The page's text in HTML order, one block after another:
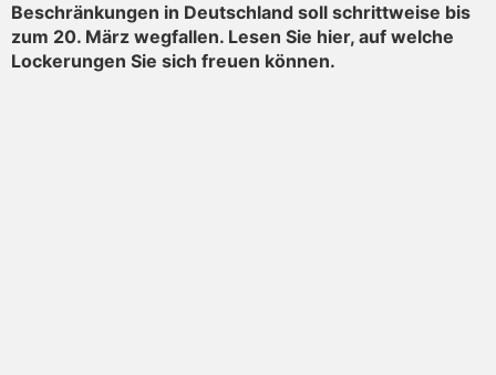
Beschränkungen in Deutschland soll schrittweise bis
zum 20. März wegfallen. Lesen Sie hier, auf welche
Lockerungen Sie sich freuen können.